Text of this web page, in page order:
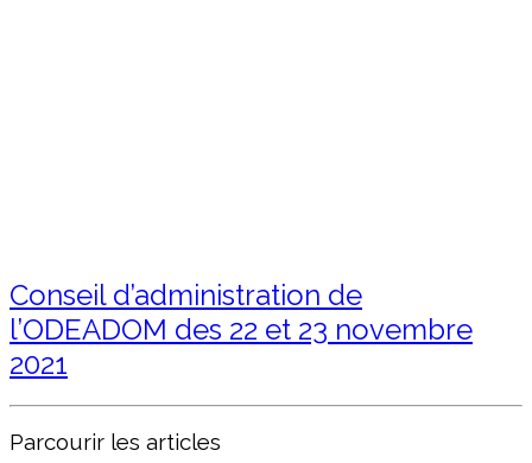
Conseil d’administration de
l’ODEADOM des 22 et 23 novembre
2021
Parcourir les articles